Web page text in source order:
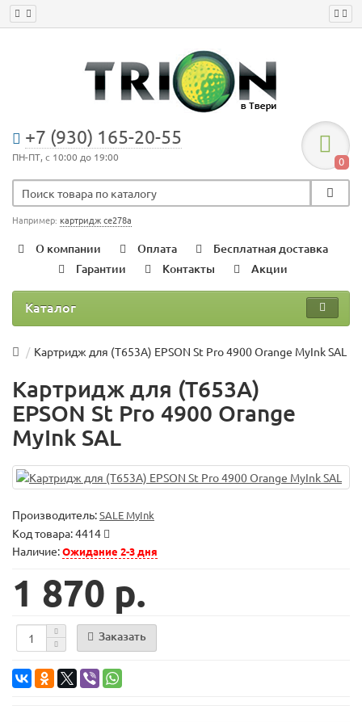
+7 (930) 165-20-55
ПН-ПТ, с 10:00 до 19:00 0
Например: картридж ce278a
О компании Оплата
Бесплатная доставка
Гарантии
Контакты Акции
Каталог
Картридж для (T653A) EPSON St Pro 4900 Orange MyInk SAL
Картридж для (T653A)
EPSON St Pro 4900 Orange
MyInk SAL
Производитель:SALE MyInk
Код товара:4414
Наличие:Ожидание 2-3 дня
1 870 р.
Заказать